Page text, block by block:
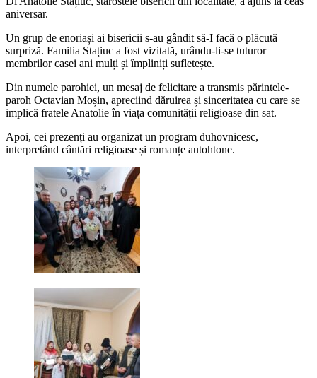
aniversar.
Un grup de enoriași ai bisericii s-au gândit să-I facă o plăcută
surpriză. Familia Stațiuc a fost vizitată, urându-li-se tuturor
membrilor casei ani mulți și împliniți sufletește.
Din numele parohiei, un mesaj de felicitare a transmis părintele-
paroh Octavian Moșin, apreciind dăruirea și sinceritatea cu care se
implică fratele Anatolie în viața comunității religioase din sat.
Apoi, cei prezenți au organizat un program duhovnicesc,
interpretând cântări religioase și romanțe autohtone.